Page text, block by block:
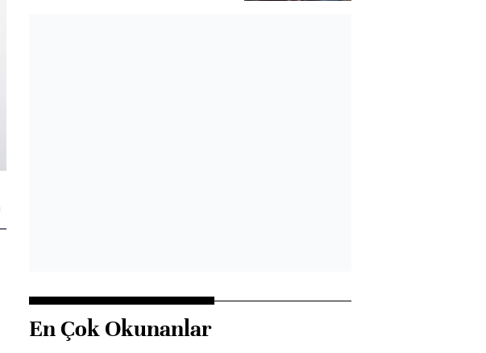
En Çok Okunanlar